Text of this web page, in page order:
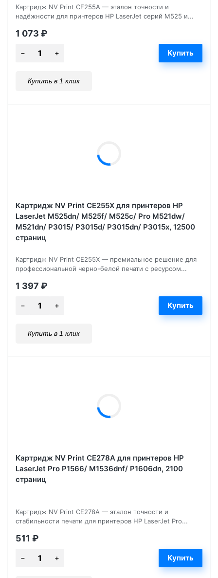
Картридж NV Print CE255A — эталон точности и
надёжности для принтеров HP LaserJet серий M525 и...
1 073 ₽
Купить в 1 клик
Картридж NV Print CE255X для принтеров HP
LaserJet M525dn/ M525f/ M525c/ Pro M521dw/
M521dn/ P3015/ P3015d/ P3015dn/ P3015x, 12500
страниц
Картридж NV Print CE255X — премиальное решение для
профессиональной черно-белой печати с ресурсом...
1 397 ₽
Купить в 1 клик
Картридж NV Print CE278A для принтеров HP
LaserJet Pro P1566/ M1536dnf/ P1606dn, 2100
страниц
Картридж NV Print CE278A — эталон точности и
стабильности печати для принтеров HP LaserJet Pro...
511 ₽